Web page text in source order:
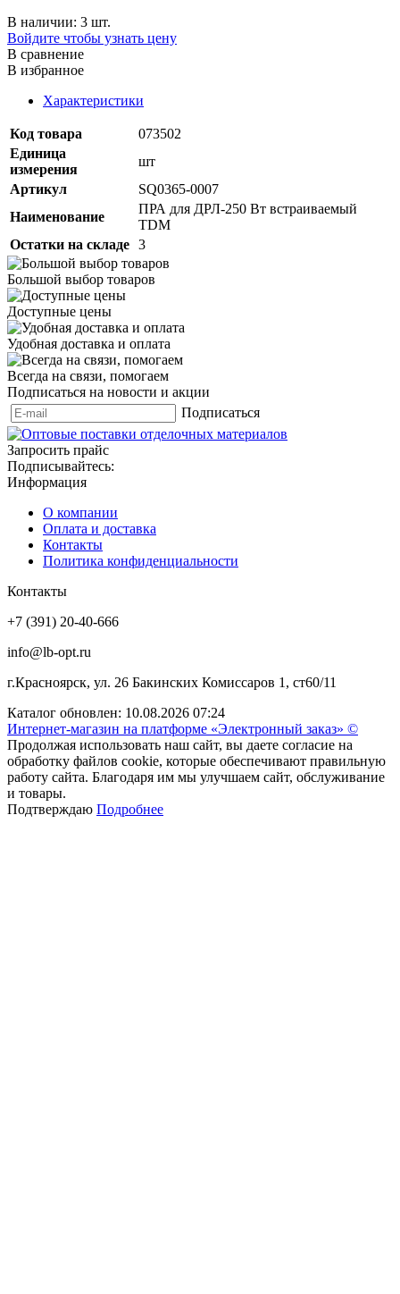
В наличии: 3 шт.
Войдите чтобы узнать цену
В сравнение
В избранное
Характеристики
Код товара
073502
Единица
измерения
шт
Артикул
SQ0365-0007
Наименование
ПРА для ДРЛ-250 Вт встраиваемый
TDM
Остатки на складе 3
Большой выбор товаров
Доступные цены
Удобная доставка и оплата
Всегда на связи, помогаем
Подписаться на новости и акции
Подписаться
Запросить прайс
Подписывайтесь:
Информация
О компании
Оплата и доставка
Контакты
Политика конфиденциальности
Контакты
+7 (391) 20-40-666
info@lb-opt.ru
г.Красноярск, ул. 26 Бакинских Комиссаров 1, ст60/11
Каталог обновлен: 10.08.2026 07:24
Интернет-магазин на платформе «Электронный заказ» ©
Продолжая использовать наш сайт, вы даете согласие на
обработку файлов cookie, которые обеспечивают правильную
работу сайта. Благодаря им мы улучшаем сайт, обслуживание
и товары.
Подтверждаю Подробнее